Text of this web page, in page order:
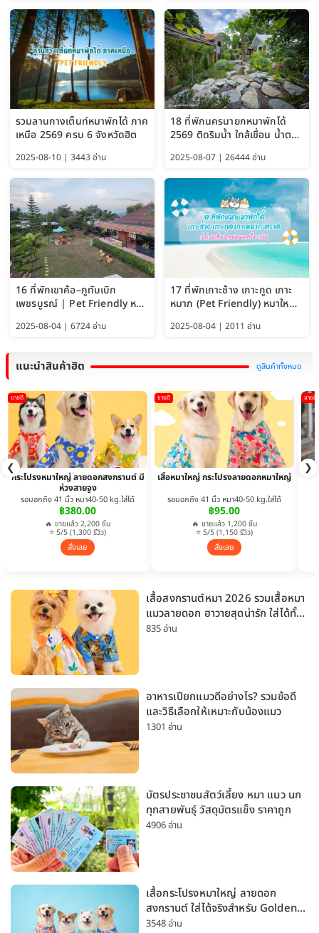
รวมลานกางเต็นท์หมาพักได้ ภาค
เหนือ 2569 ครบ 6 จังหวัดฮิต
2025-08-10 | 3443 อ่าน
18 ที่พักนครนายกหมาพักได้
2569 ติดริมน้ำ ใกล้เขื่อน น้ำตก
ได้
2025-08-07 | 26444 อ่าน
16 ที่พักเขาค้อ–ภูทับเบิก
เพชรบูรณ์ | Pet Friendly หมา
2025-08-04 | 6724 อ่าน
17 ที่พักเกาะช้าง เกาะกูด เกาะ
หมาก (Pet Friendly) หมาใหญ่
2025-08-04 | 2011 อ่าน
แนะนำสินค้าฮิต ดูสินค้าทั้งหมด
❮ ❯
ขายดี
กระโปรงหมาใหญ่ ลายดอกสงกรานต์ มี
ห่วงสายจูง
รอบอกถึง 41 นิ้ว หมา40-50 kg.ใส่ได้
฿380.00
🔥 ขายแล้ว 2,200 ชิ้น
⭐ 5/5 (1,300 รีวิว)
สั่งเลย
ขายดี
เสื้อหมาใหญ่ กระโปรงลายดอกหมาใหญ่
รอบอกถึง 41 นิ้ว หมา40-50 kg.ใส่ได้
฿95.00
🔥 ขายแล้ว 1,200 ชิ้น
⭐ 5/5 (1,150 รีวิว)
สั่งเลย
ขายดี
เสื้อสงกรานต์หมา 2026 รวมเสื้อหมา
แมวลายดอก ฮาวายสุดน่ารัก ใส่ได้ทั้ง
หมาเล็กและหมาใหญ่
835 อ่าน
อาหารเปียกแมวดีอย่างไร? รวมข้อดี
และวิธีเลือกให้เหมาะกับน้องแมว
1301 อ่าน
บัตรประชาชนสัตว์เลี้ยง หมา แมว นก
ทุกสายพันธุ์ วัสดุบัตรแข็ง ราคาถูก
4906 อ่าน
เสื้อกระโปรงหมาใหญ่ ลายดอก
สงกรานต์ ใส่ได้จริงสำหรับ Golden
Husky Labrador [อัปเดต 2026]
3548 อ่าน